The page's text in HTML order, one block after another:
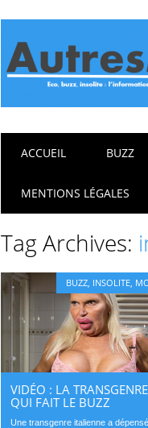
Main menu
ACCUEIL BUZZ
MENTIONS LÉGALES
Tag Archives:
BUZZ, INSOLITE,
VIDÉO : LA TRANSGENRE
QUI FAIT LE BUZZ
Une transgenre italienne a